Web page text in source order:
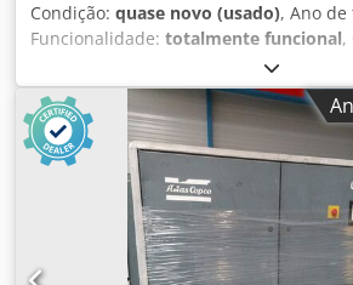
Condição: quase novo (usado), Ano
Funcionalidade: totalmente funcional,
industrial Atlas Copco ZA5 VSD, com
velocidade variável (VSD) e produção
isenta de óleo, certificado ISO 8573-1
técnicos: • Fabricante: Atlas Copco •
de fabricação: 2019 • Potência nominal
Pressão máxima de trabalho: 4 bar(e) •
rotação: 1.879 rpm Dcedpfxoznaxao Ag
5.662 kg • Tecnologia: acionamento de
(VSD) • Qualidade do ar: isento de